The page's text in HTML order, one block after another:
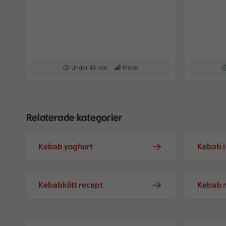
Receptet tar Under 45 min att tillaga
Under 45 min Receptet har Medel svårighetsgrad
Medel
Relaterade kategorier
Kebab yoghurt Kebab
Kebabkött recept Kebab